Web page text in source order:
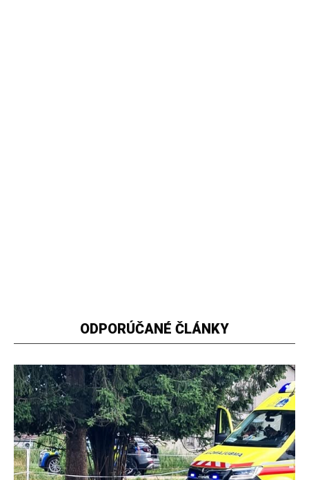
ODPORÚČANÉ ČLÁNKY